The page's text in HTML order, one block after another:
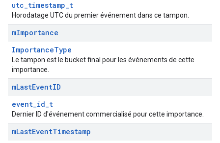
utc_timestamp_t
Horodatage UTC du premier événement dans ce tampon.
mImportance
ImportanceType
Le tampon est le bucket final pour les événements de cette
importance.
mLastEventID
event_id_t
Dernier ID d'événement commercialisé pour cette importance.
mLastEventTimestamp